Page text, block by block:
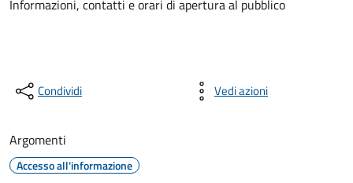
Informazioni, contatti e orari di apertura al pubblico
Condividi Vedi azioni
Argomenti
Accesso all'informazione